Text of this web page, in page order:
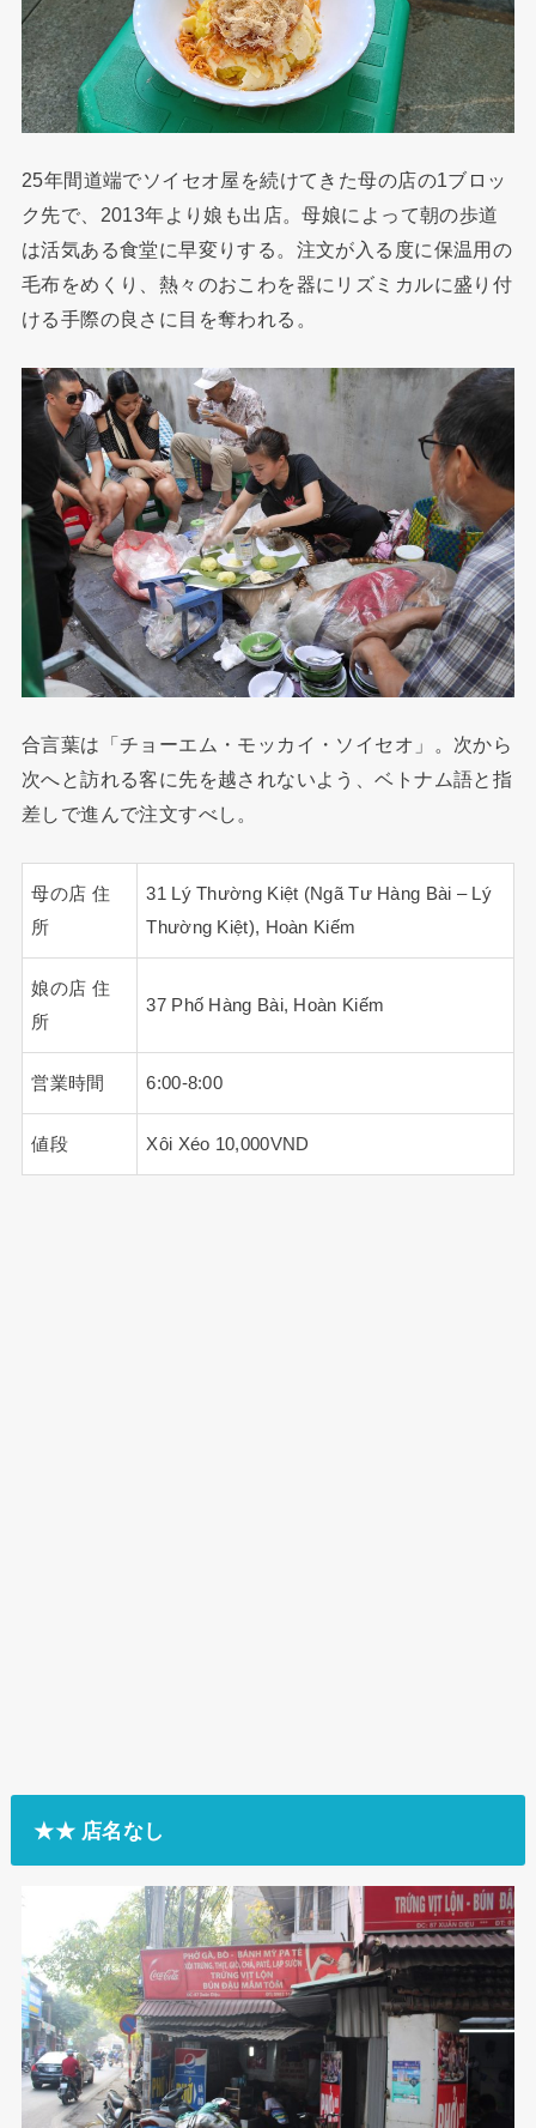
25年間道端でソイセオ屋を続けてきた母の店の1ブロッ
ク先で、2013年より娘も出店。母娘によって朝の歩道
は活気ある食堂に早変りする。注文が入る度に保温用の
毛布をめくり、熱々のおこわを器にリズミカルに盛り付
ける手際の良さに目を奪われる。
合言葉は「チョーエム・モッカイ・ソイセオ」。次から
次へと訪れる客に先を越されないよう、ベトナム語と指
差しで進んで注文すべし。
母の店 住
所
31 Lý Thường Kiệt (Ngã Tư Hàng Bài – Lý
Thường Kiệt), Hoàn Kiếm
娘の店 住
所
37 Phố Hàng Bài, Hoàn Kiếm
営業時間 6:00-8:00
値段 Xôi Xéo 10,000VND
★★ 店名なし